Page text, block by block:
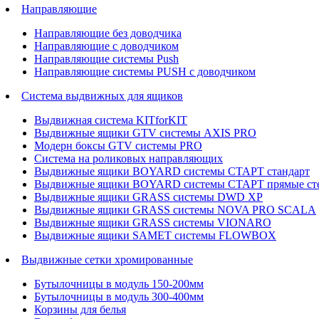
Направляющие
Направляющие без доводчика
Направляющие с доводчиком
Направляющие системы Push
Направляющие системы PUSH с доводчиком
Система выдвижных для ящиков
Выдвижная система KITforKIT
Выдвижные ящики GTV системы AXIS PRO
Модерн боксы GTV системы PRO
Система на роликовых направляющих
Выдвижные ящики BOYARD системы СТАРТ стандарт
Выдвижные ящики BOYARD системы СТАРТ прямые
Выдвижные ящики GRASS системы DWD XP
Выдвижные ящики GRASS системы NOVA PRO SCALA
Выдвижные ящики GRASS системы VIONARO
Выдвижные ящики SAMET системы FLOWBOX
Выдвижные сетки хромированные
Бутылочницы в модуль 150-200мм
Бутылочницы в модуль 300-400мм
Корзины для белья